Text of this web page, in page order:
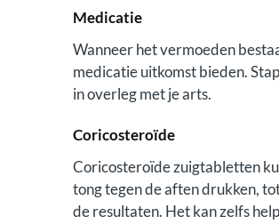
Medicatie
Wanneer het vermoeden
medicatie uitkomst bieden.
in overleg met je arts.
Coricosteroïde
Coricosteroïde zuigtabletten
tong tegen de aften drukken,
de resultaten. Het kan zelfs